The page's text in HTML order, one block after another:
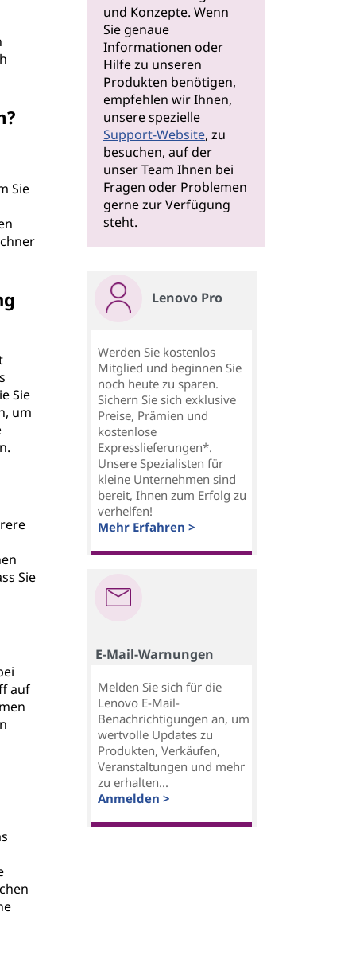
Sie
Sie
um
Sie
auf
und Konzepte. Wenn
Sie genaue
Informationen oder
Hilfe zu unseren
Produkten benötigen,
empfehlen wir Ihnen,
unsere spezielle
Support-Website, zu
besuchen, auf der
unser Team Ihnen bei
Fragen oder Problemen
gerne zur Verfügung
steht.
Lenovo Pro
Werden Sie kostenlos
Mitglied und beginnen Sie
noch heute zu sparen.
Sichern Sie sich exklusive
Preise, Prämien und
kostenlose
Expresslieferungen*.
Unsere Spezialisten für
kleine Unternehmen sind
bereit, Ihnen zum Erfolg zu
verhelfen!
Mehr Erfahren >
E-Mail-Warnungen
Melden Sie sich für die
Lenovo E-Mail-
Benachrichtigungen an, um
wertvolle Updates zu
Produkten, Verkäufen,
Veranstaltungen und mehr
zu erhalten...
Anmelden >